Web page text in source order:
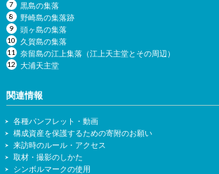
黒島の集落
野崎島の集落跡
頭ヶ島の集落
久賀島の集落
奈留島の江上集落（江上天主堂とその周辺）
大浦天主堂
関連情報
各種パンフレット・動画
構成資産を保護するための寄附のお願い
来訪時のルール・アクセス
取材・撮影のしかた
シンボルマークの使用